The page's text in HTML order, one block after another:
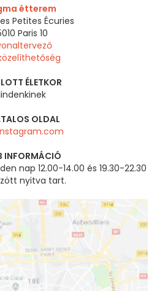
étterem
Petites Écuries
Paris 10
ÉLETKOR
OLDAL
INFORMÁCIÓ
nap 12.00-14.00 és 19.30-22.30
nyitva tart.